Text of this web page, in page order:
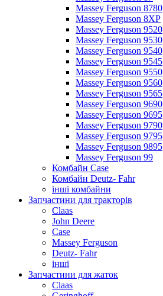
Massey Ferguson 8780
Massey Ferguson 8XP
Massey Ferguson 9520
Massey Ferguson 9530
Massey Ferguson 9540
Massey Ferguson 9545
Massey Ferguson 9550
Massey Ferguson 9560
Massey Ferguson 9565
Massey Ferguson 9690
Massey Ferguson 9695
Massey Ferguson 9790
Massey Ferguson 9795
Massey Ferguson 9895
Massey Ferguson 99
Комбайн Case
Комбайн Deutz- Fahr
інші комбайни
Запчастини для тракторів
Claas
John Deere
Case
Massey Ferguson
Deutz- Fahr
інші
Запчастини для жаток
Claas